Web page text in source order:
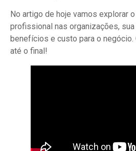
No artigo de hoje vamos explorar
profissional nas organizações,
benefícios e custo para o negócio.
até o final!